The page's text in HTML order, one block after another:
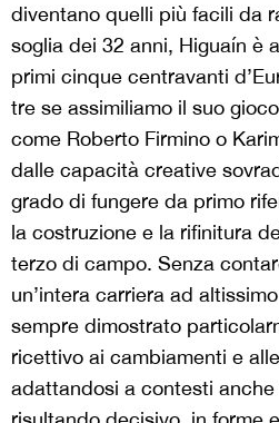
diventano quelli più facili da
soglia dei 32 anni, Higuaín è
primi cinque centravanti
tre se assimiliamo il suo
come Roberto Firmino o
dalle capacità creative
grado di fungere da primo
la costruzione e la rifinitura
terzo di campo. Senza
un’intera carriera ad
sempre dimostrato
ricettivo ai cambiamenti e
adattandosi a contesti